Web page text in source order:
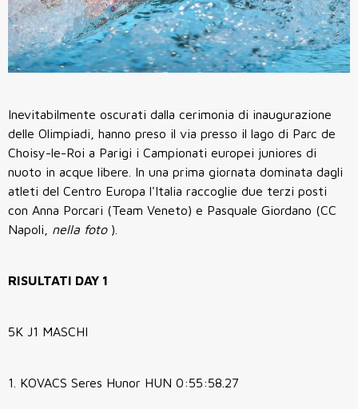
Inevitabilmente oscurati dalla cerimonia di inaugurazione
delle Olimpiadi, hanno preso il via presso il lago di Parc de
Choisy-le-Roi a Parigi i Campionati europei juniores di
nuoto in acque libere. In una prima giornata dominata dagli
atleti del Centro Europa l'Italia raccoglie due terzi posti
con Anna Porcari (Team Veneto) e Pasquale Giordano (CC
Napoli, nella foto ).
RISULTATI DAY 1
5K J1 MASCHI
1. KOVACS Seres Hunor HUN 0:55:58.27